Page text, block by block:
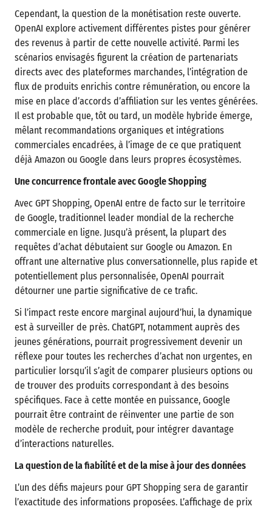
Cependant, la question de la monétisation reste ouverte.
OpenAI explore activement différentes pistes pour générer
des revenus à partir de cette nouvelle activité. Parmi les
scénarios envisagés figurent la création de partenariats
directs avec des plateformes marchandes, l’intégration de
flux de produits enrichis contre rémunération, ou encore la
mise en place d’accords d’affiliation sur les ventes générées.
Il est probable que, tôt ou tard, un modèle hybride émerge,
mêlant recommandations organiques et intégrations
commerciales encadrées, à l’image de ce que pratiquent
déjà Amazon ou Google dans leurs propres écosystèmes.
Une concurrence frontale avec Google Shopping
Avec GPT Shopping, OpenAI entre de facto sur le territoire
de Google, traditionnel leader mondial de la recherche
commerciale en ligne. Jusqu’à présent, la plupart des
requêtes d’achat débutaient sur Google ou Amazon. En
offrant une alternative plus conversationnelle, plus rapide et
potentiellement plus personnalisée, OpenAI pourrait
détourner une partie significative de ce trafic.
Si l’impact reste encore marginal aujourd’hui, la dynamique
est à surveiller de près. ChatGPT, notamment auprès des
jeunes générations, pourrait progressivement devenir un
réflexe pour toutes les recherches d’achat non urgentes, en
particulier lorsqu’il s’agit de comparer plusieurs options ou
de trouver des produits correspondant à des besoins
spécifiques. Face à cette montée en puissance, Google
pourrait être contraint de réinventer une partie de son
modèle de recherche produit, pour intégrer davantage
d’interactions naturelles.
La question de la fiabilité et de la mise à jour des données
L’un des défis majeurs pour GPT Shopping sera de garantir
l’exactitude des informations proposées. L’affichage de prix